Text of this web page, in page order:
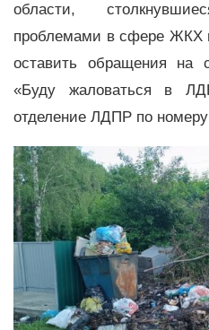
области,
проблемами в сфере ЖКХ
оставить обращения на
«Буду жаловаться в
отделение ЛДПР по